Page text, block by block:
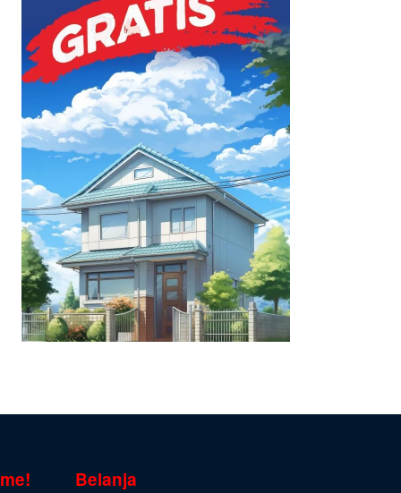
Belanja